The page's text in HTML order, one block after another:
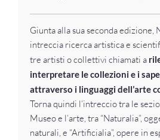
Giunta alla sua seconda
intreccia ricerca artistica e
tre artisti o collettivi chiamati a
interpretare le collezioni e i
attraverso i linguaggi dell’arte
Torna quindi l’intreccio tra le
Museo e l’arte, tra “Naturalia”,
naturali, e “Artificialia”, opere in